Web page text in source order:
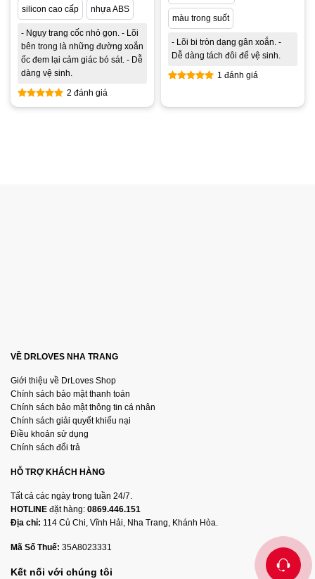
Được xếp
silicon cao cấp nhựa ABS
- Ngụy trang cốc nhỏ gọn. - Lõi
bên trong là những đường xoắn
ốc đem lại cảm giác bó sát. - Dễ
dàng vệ sinh.
2 đánh giá
màu trong suốt
- Lõi bi tròn dạng gân xoắn. -
Dễ dàng tách đôi để vệ sinh.
1 đánh giá
VỀ DRLOVES NHA TRANG
Giới thiệu về DrLoves Shop
Chính sách bảo mật thanh toán
Chính sách bảo mật thông tin cá nhân
Chính sách giải quyết khiếu nại
Điều khoản sử dụng
Chính sách đổi trả
HỖ TRỢ KHÁCH HÀNG
Tất cả các ngày trong tuần 24/7.
HOTLINE đặt hàng: 0869.446.151
Địa chỉ: 114 Củ Chi, Vĩnh Hải, Nha Trang, Khánh Hòa.
Mã Số Thuế: 35A8023331
Kết nối với chúng tôi